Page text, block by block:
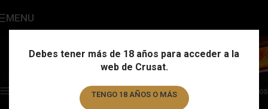
Debes tener más de 18 años para acceder a la
web de Crusat.
TENGO 18 AÑOS O MÁS
MENU Helles Bock
Showing the single result
Filtros